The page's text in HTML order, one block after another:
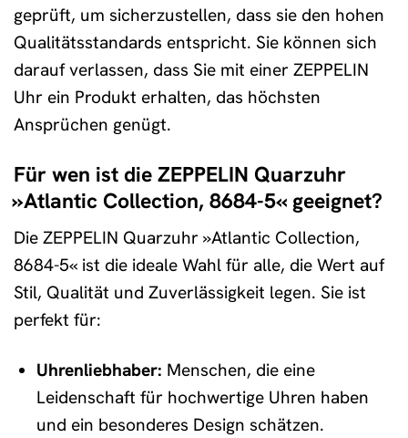
geprüft, um sicherzustellen, dass sie den hohen
Qualitätsstandards entspricht. Sie können sich
darauf verlassen, dass Sie mit einer ZEPPELIN
Uhr ein Produkt erhalten, das höchsten
Ansprüchen genügt.
Für wen ist die ZEPPELIN Quarzuhr
»Atlantic Collection, 8684-5« geeignet?
Die ZEPPELIN Quarzuhr »Atlantic Collection,
8684-5« ist die ideale Wahl für alle, die Wert auf
Stil, Qualität und Zuverlässigkeit legen. Sie ist
perfekt für:
Uhrenliebhaber: Menschen, die eine
Leidenschaft für hochwertige Uhren haben
und ein besonderes Design schätzen.